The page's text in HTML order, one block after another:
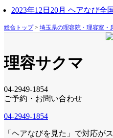
2023年12日20月 ヘアなび全
総合トップ> 埼玉県の理容院・理容室・
理容サクマ
04-2949-1854
ご予約・お問い合わせ
04-2949-1854
「ヘアなびを見た」で対応が